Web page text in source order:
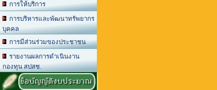
การให้บริการ
การบริหารและพัฒนาทรัพยากร
บุคคล
การมีส่วนร่วมของประชาชน
รายงานผลการดำเนินงาน
กองทุน สปสช.
ข้อบัญญัติงบประมาณ